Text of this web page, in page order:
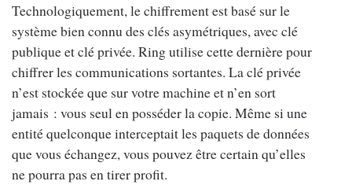
Technologiquement, le chiffrement est basé sur le
système bien connu des clés asymétriques, avec clé
publique et clé privée. Ring utilise cette dernière pour
chiffrer les communications sortantes. La clé privée
n’est stockée que sur votre machine et n’en sort
jamais : vous seul en posséder la copie. Même si une
entité quelconque interceptait les paquets de données
que vous échangez, vous pouvez être certain qu’elles
ne pourra pas en tirer profit.